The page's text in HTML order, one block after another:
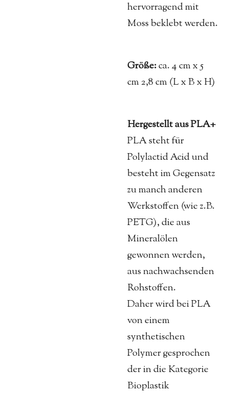
hervorragend mit
Moss beklebt werden.
Größe:ca. 4 cm x 5
cm 2,8 cm (L x B x H)
Hergestellt aus PLA+
PLA steht für
Polylactid Acid und
besteht im Gegensatz
zu manch anderen
Werkstoffen (wie z.B.
PETG), die aus
Mineralölen
gewonnen werden,
aus nachwachsenden
Rohstoffen.
Daher wird bei PLA
von einem
synthetischen
Polymer gesprochen
der in die Kategorie
Bioplastik